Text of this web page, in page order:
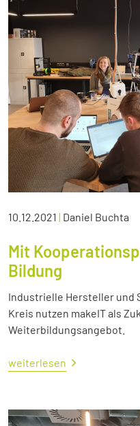
10.12.2021 | Daniel Buchta
Mit
Bildung
Industrielle Hersteller und
Kreis nutzen makeIT als
Weiterbildungsangebot.
weiterlesen